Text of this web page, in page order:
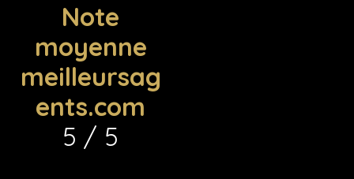
Note
moyenne
meilleursag
ents.com
5 / 5